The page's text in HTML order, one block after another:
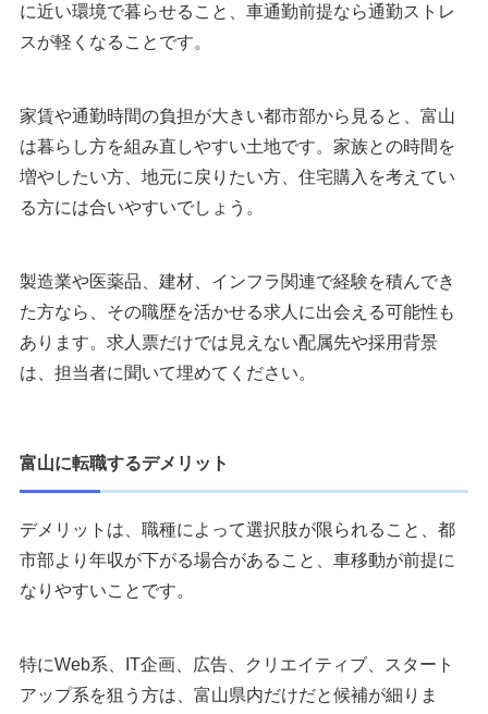
に近い環境で暮らせること、車通勤前提なら通勤ストレ
スが軽くなることです。
家賃や通勤時間の負担が大きい都市部から見ると、富山
は暮らし方を組み直しやすい土地です。家族との時間を
増やしたい方、地元に戻りたい方、住宅購入を考えてい
る方には合いやすいでしょう。
製造業や医薬品、建材、インフラ関連で経験を積んでき
た方なら、その職歴を活かせる求人に出会える可能性も
あります。求人票だけでは見えない配属先や採用背景
は、担当者に聞いて埋めてください。
富山に転職するデメリット
デメリットは、職種によって選択肢が限られること、都
市部より年収が下がる場合があること、車移動が前提に
なりやすいことです。
特にWeb系、IT企画、広告、クリエイティブ、スタート
アップ系を狙う方は、富山県内だけだと候補が細りま